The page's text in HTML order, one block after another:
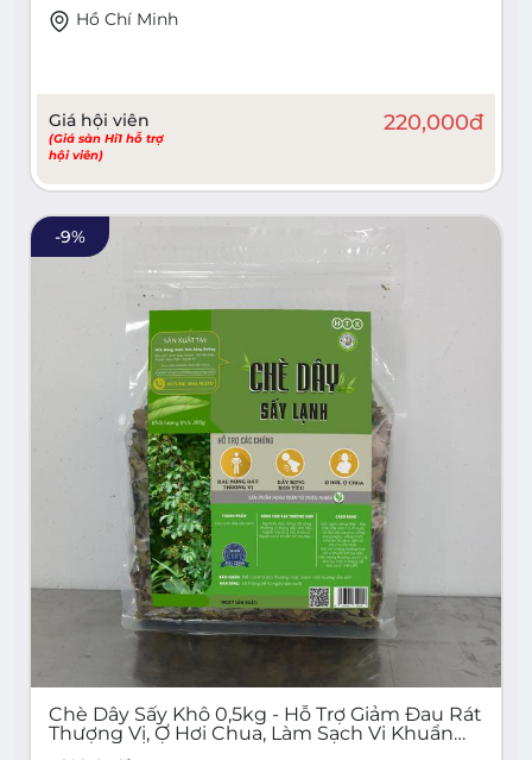
Hồ Chí Minh
Giá hội viên
(Giá sàn Hi1 hỗ trợ
hội viên)
220,000đ
-9%
Chè Dây Sấy Khô 0,5kg - Hỗ Trợ Giảm Đau Rát
Thượng Vị, Ợ Hơi Chua, Làm Sạch Vi Khuẩn